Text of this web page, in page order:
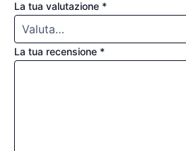
La tua valutazione *
La tua recensione *